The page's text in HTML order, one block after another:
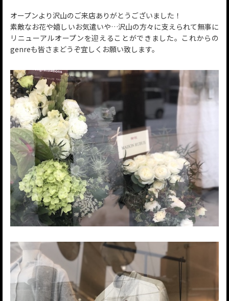
オープンより沢山のご来店ありがとうございました！
素敵なお花や嬉しいお気遣いや…沢山の方々に支えられて無事に
リニューアルオープンを迎えることができました。これからの
genreも皆さまどうぞ宜しくお願い致します。